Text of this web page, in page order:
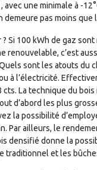
une minimale à -
demeure pas moins
Si 100 kWh de gaz
renouvelable, c’est
sont les atouts du
à l’électricité.
cts. La technique du
d’abord les plus
la possibilité
Par ailleurs, le
densifié donne la
traditionnel et les